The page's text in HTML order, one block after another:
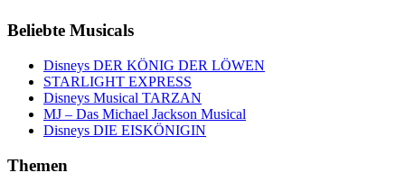
Beliebte Musicals
Disneys DER KÖNIG DER LÖWEN
STARLIGHT EXPRESS
Disneys Musical TARZAN
MJ – Das Michael Jackson Musical
Disneys DIE EISKÖNIGIN
Themen